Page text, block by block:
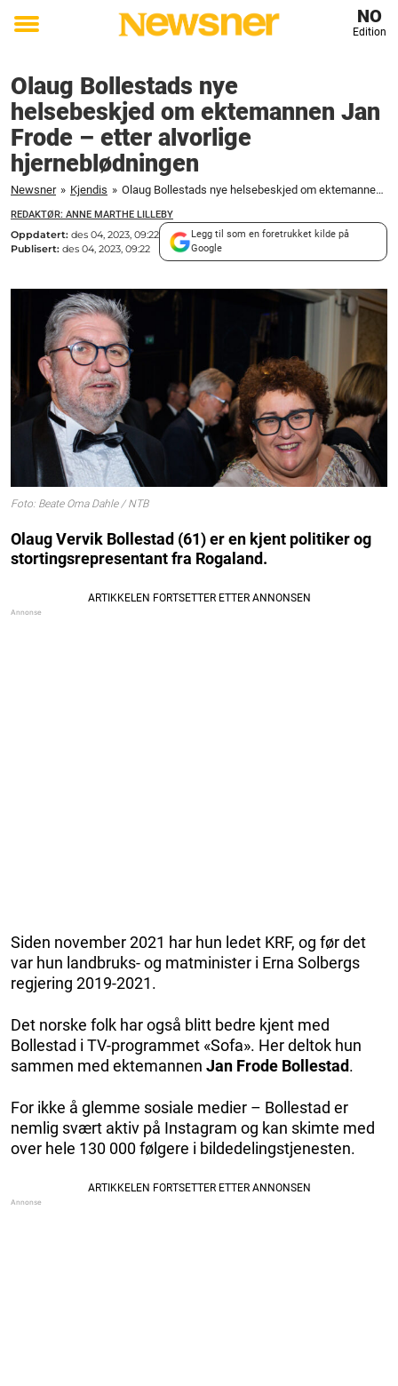
Toggle
NO
Edition
Olaug Bollestads nye
helsebeskjed om ektemannen Jan
Frode – etter alvorlige
hjerneblødningen
Newsner » Kjendis » Olaug Bollestads nye helsebeskjed om ektemannen Jan Frode - etter alvorlige hjerneblødningen
REDAKTØR: ANNE MARTHE LILLEBY
Oppdatert: des 04, 2023, 09:22
Publisert: des 04, 2023, 09:22
Legg til som en foretrukket kilde på
Google
Foto: Beate Oma Dahle / NTB
Olaug Vervik Bollestad (61) er en kjent politiker og
stortingsrepresentant fra Rogaland.
Siden november 2021 har hun ledet KRF, og før det
var hun landbruks- og matminister i Erna Solbergs
regjering 2019-2021.
Det norske folk har også blitt bedre kjent med
Bollestad i TV-programmet «Sofa». Her deltok hun
sammen med ektemannen Jan Frode Bollestad.
For ikke å glemme sosiale medier – Bollestad er
nemlig svært aktiv på Instagram og kan skimte med
over hele 130 000 følgere i bildedelingstjenesten.